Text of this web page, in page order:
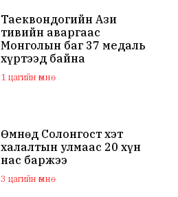
Таеквондогийн Ази
тивийн аваргаас
Монголын баг 37 медаль
хүртээд байна
1 цагийн өмнө
Өмнөд Солонгост хэт
халалтын улмаас 20 хүн
нас баржээ
3 цагийн өмнө